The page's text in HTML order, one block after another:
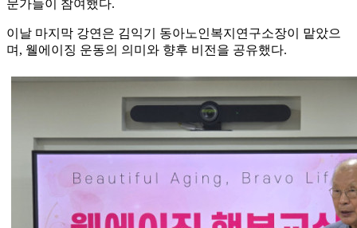
문가들이 참여했다.
이날 마지막 강연은 김익기 동아노인복지연구소장이 맡았으
며, 웰에이징 운동의 의미와 향후 비전을 공유했다.